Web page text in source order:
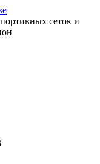
сеток и